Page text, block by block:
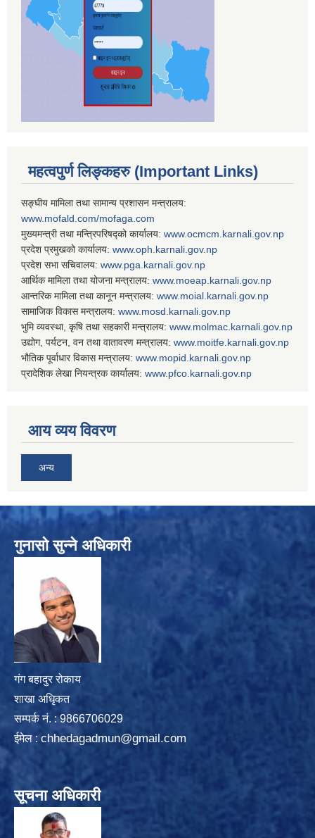
महत्वपुर्ण लिङ्कहरु (Important Links)
सङ्घीय मामिला तथा सामान्य प्रशासन मन्त्रालय:
www.mofald.com/mofaga.com
मुख्यमन्त्री तथा मन्त्रिपरिषद्को कार्यालय: www.ocmcm.karnali.gov.np
प्रदेश प्रमुखको कार्यालय: www.oph.karnali.gov.np
प्रदेश सभा सचिवालय: www. pga.karnali.gov.np
आर्थिक मामिला तथा योजना मन्त्रालय: www. moeap.karnali.gov.np
आन्तरिक मामिला तथा कानून मन्त्रालय: www. moial.karnali.gov.np
सामाजिक विकास मन्त्रालय: www. mosd.karnali.gov.np
भुमि व्यवस्था, कृषि तथा सहकारी मन्त्रालय: www. molmac.karnali.gov.np
उद्योग, पर्यटन, वन तथा वातावरण मन्त्रालय: www. moitfe.karnali.gov.np
भौतिक पूर्वाधार विकास मन्त्रालय: www. mopid.karnali.gov.np
प्रादेशिक लेखा नियन्त्रक कार्यालय: www. pfco.karnali.gov.np
आय व्यय विवरण
अन्य
गुनासो सुन्ने अधिकारी
गंग बहादुर रोकाय
शाखा अधिृकत
सम्पर्क न‌ं. : 9866706029
ईमेल : chhedagadmun@gmail.com
सूचना अधिकारी